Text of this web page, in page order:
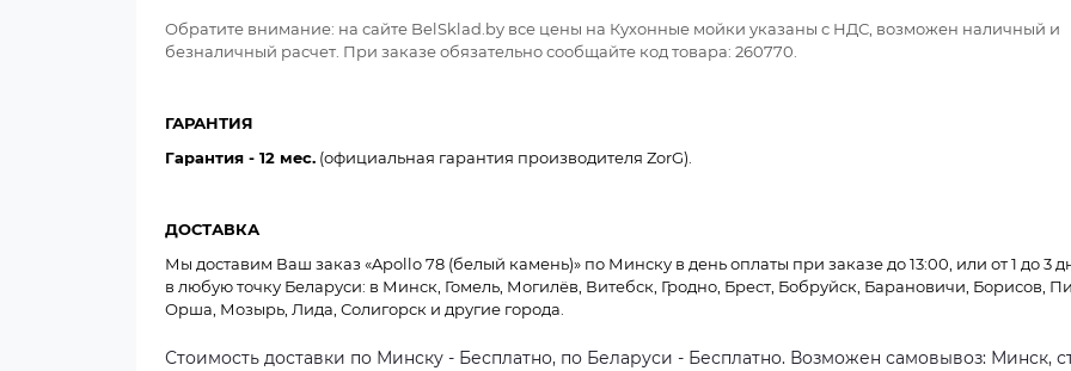
Обратите внимание: на сайте BelSklad.by все цены на Кухонные мойки указаны с НДС, возможен наличный и
безналичный расчет. При заказе обязательно сообщайте код товара: 260770.
ГАРАНТИЯ
Гарантия - 12 мес. (официальная гарантия производителя ZorG).
ДОСТАВКА
Мы доставим Ваш заказ «Apollo 78 (белый камень)» по Минску в день оплаты при заказе до 13:00, или от 1 до 3
в любую точку Беларуси: в Минск, Гомель, Могилёв, Витебск, Гродно, Брест, Бобруйск, Барановичи, Борисов,
Орша, Мозырь, Лида, Солигорск и другие города.
Стоимость доставки по Минску - Бесплатно, по Беларуси - Бесплатно. Возможен самовывоз: Минск,